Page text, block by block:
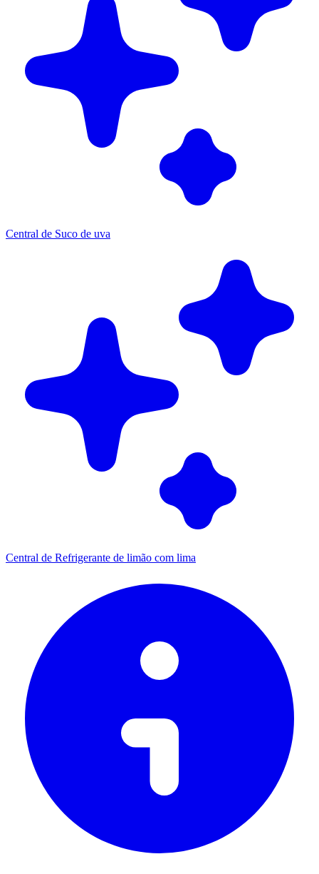
Central de Suco de uva
Central de Refrigerante de limão com lima